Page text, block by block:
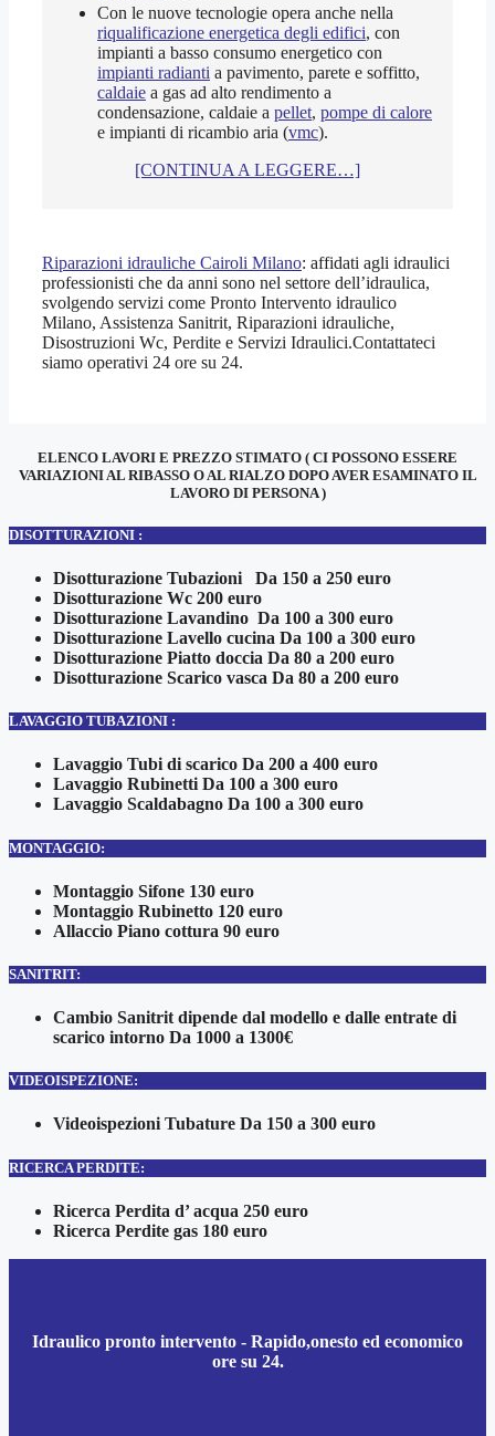
Con le nuove tecnologie opera anche nella
riqualificazione energetica degli edifici, con
impianti a basso consumo energetico con
impianti radianti a pavimento, parete e soffitto,
caldaie a gas ad alto rendimento a
condensazione, caldaie a pellet, pompe di calore
e impianti di ricambio aria (vmc).
[CONTINUA A LEGGERE…]
Riparazioni idrauliche Cairoli Milano: affidati agli idraulici
professionisti che da anni sono nel settore dell’idraulica,
svolgendo servizi come Pronto Intervento idraulico
Milano, Assistenza Sanitrit, Riparazioni idrauliche,
Disostruzioni Wc, Perdite e Servizi Idraulici.Contattateci
siamo operativi 24 ore su 24.
ELENCO LAVORI E PREZZO STIMATO ( CI POSSONO ESSERE
VARIAZIONI AL RIBASSO O AL RIALZO DOPO AVER ESAMINATO IL
LAVORO DI PERSONA )
DISOTTURAZIONI :
Disotturazione Tubazioni Da 150 a 250 euro
Disotturazione Wc 200 euro
Disotturazione Lavandino Da 100 a 300 euro
Disotturazione Lavello cucina Da 100 a 300 euro
Disotturazione Piatto doccia Da 80 a 200 euro
Disotturazione Scarico vasca Da 80 a 200 euro
LAVAGGIO TUBAZIONI :
Lavaggio Tubi di scarico Da 200 a 400 euro
Lavaggio Rubinetti Da 100 a 300 euro
Lavaggio Scaldabagno Da 100 a 300 euro
MONTAGGIO:
Montaggio Sifone 130 euro
Montaggio Rubinetto 120 euro
Allaccio Piano cottura 90 euro
SANITRIT:
Cambio Sanitrit dipende dal modello e dalle entrate di
scarico intorno Da 1000 a 1300€
VIDEOISPEZIONE:
Videoispezioni Tubature Da 150 a 300 euro
RICERCA PERDITE:
Ricerca Perdita d’ acqua 250 euro
Ricerca Perdite gas 180 euro
Idraulico pronto intervento - Rapido,onesto ed economico
ore su 24.